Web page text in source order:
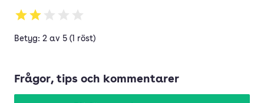
Betyg: 2 av 5 (1 röst)
Frågor, tips och kommentarer